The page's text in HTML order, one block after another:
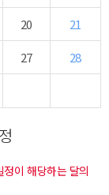
20
21
27
28
이 해당하는 달의